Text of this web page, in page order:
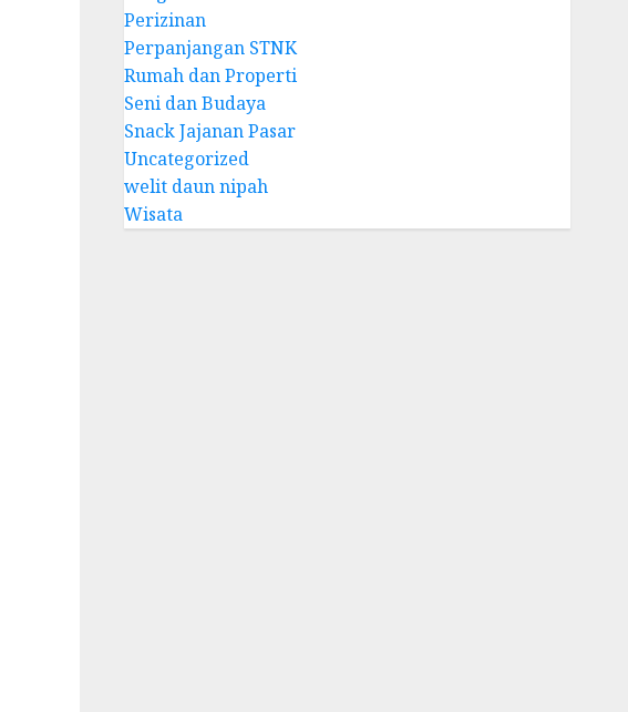
Perizinan
Perpanjangan STNK
Rumah dan Properti
Seni dan Budaya
Snack Jajanan Pasar
Uncategorized
welit daun nipah
Wisata